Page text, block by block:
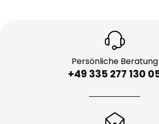
Persönliche Beratung
+49 335 277 130